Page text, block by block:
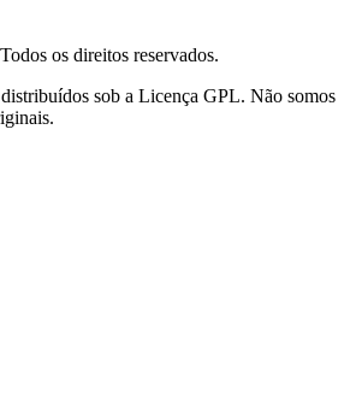
Todos os direitos reservados.
sob a Licença GPL. Não somos